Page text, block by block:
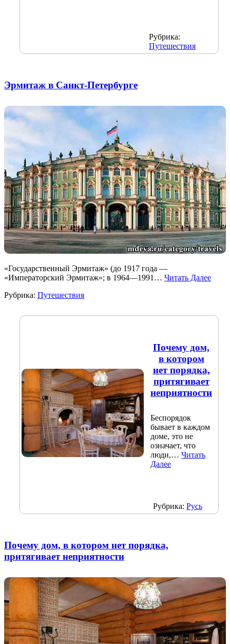
Рубрика:
Путешествия
Эрмитаж в Санкт-Петербурге
«Государственный Эрмитаж» (до 1917 года —
«Императорский Эрмитаж»; в 1964—1991… Читать Далее
Рубрика: Путешествия
Почему дом,
в котором
нет порядка,
притягивает
неприятности
Беспорядок
бывает в каждом
доме, это не
означает, что
люди,… Читать
Далее
Рубрика: Русь
Почему дом, в котором нет порядка,
притягивает неприятности